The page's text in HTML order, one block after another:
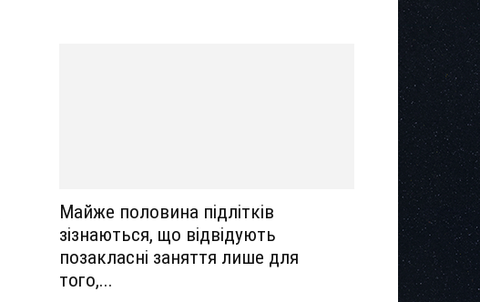
Майже половина підлітків
зізнаються, що відвідують
позакласні заняття лише для
того,...